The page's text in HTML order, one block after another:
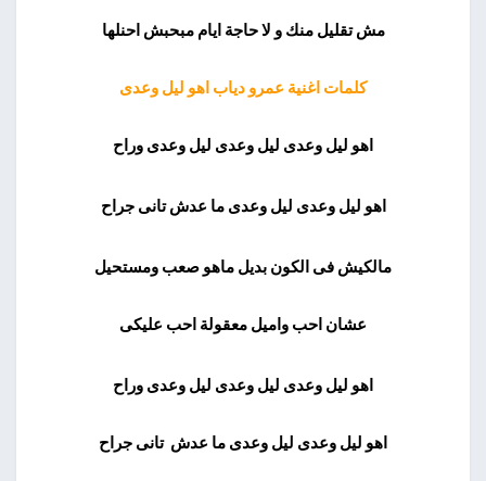
مش تقليل منك و لا حاجة ايام مبحبش احنلها
كلمات اغنية عمرو دياب اهو ليل وعدى
اهو ليل وعدى ليل وعدى ليل وعدى وراح
اهو ليل وعدى ليل وعدى ما عدش تانى جراح
مالكيش فى الكون بديل ماهو صعب ومستحيل
عشان احب واميل معقولة احب عليكى
اهو ليل وعدى ليل وعدى ليل وعدى وراح
اهو ليل وعدى ليل وعدى ما عدش تانى جراح